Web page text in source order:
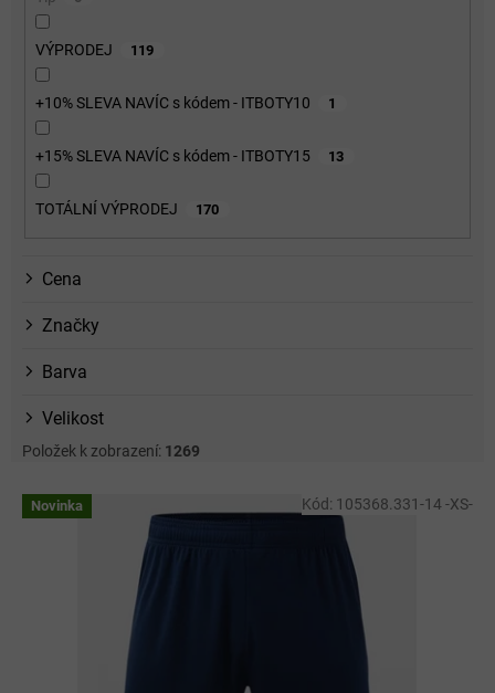
VÝPRODEJ 119
+10% SLEVA NAVÍC s kódem - ITBOTY10 1
+15% SLEVA NAVÍC s kódem - ITBOTY15 13
TOTÁLNÍ VÝPRODEJ 170
Cena
Značky
Barva
Velikost
Položek k zobrazení: 1269
V Novinka Kód: 105368.331-14 -XS-